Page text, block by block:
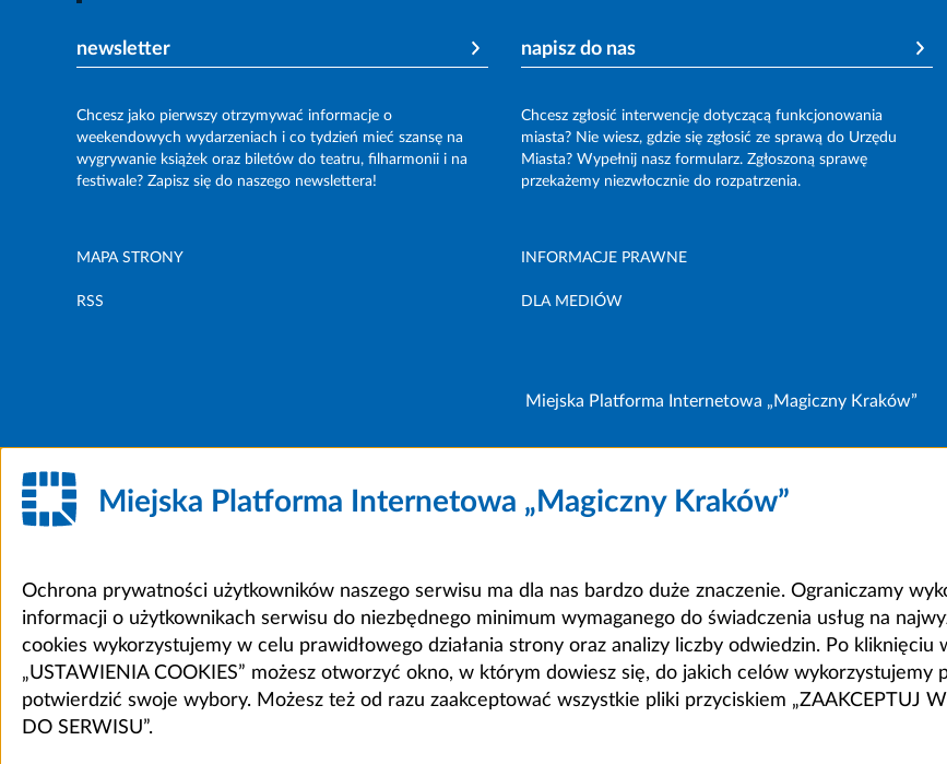
newsletter
Chcesz jako pierwszy otrzymywać informacje o
weekendowych wydarzeniach i co tydzień mieć szansę na
wygrywanie książek oraz biletów do teatru, filharmonii i na
festiwale? Zapisz się do naszego newslettera!
napisz do nas
Chcesz zgłosić interwencję dotyczącą funkcjonowania
miasta? Nie wiesz, gdzie się zgłosić ze sprawą do Urzędu
Miasta? Wypełnij nasz formularz. Zgłoszoną sprawę
przekażemy niezwłocznie do rozpatrzenia.
MAPA STRONY INFORMACJE PRAWNE
RSS DLA MEDIÓW
Miejska Platforma Internetowa „Magiczny Kraków”
Miejska Platforma Internetowa „Magiczny Kraków”
Ochrona prywatności użytkowników naszego serwisu ma dla nas bardzo duże znaczenie. Ograniczamy
informacji o użytkownikach serwisu do niezbędnego minimum wymaganego do świadczenia usług na
cookies wykorzystujemy w celu prawidłowego działania strony oraz analizy liczby odwiedzin. Po kliknięciu
„USTAWIENIA COOKIES” możesz otworzyć okno, w którym dowiesz się, do jakich celów wykorzystujemy
potwierdzić swoje wybory. Możesz też od razu zaakceptować wszystkie pliki przyciskiem „ZAAKCEPTUJ
DO SERWISU”.